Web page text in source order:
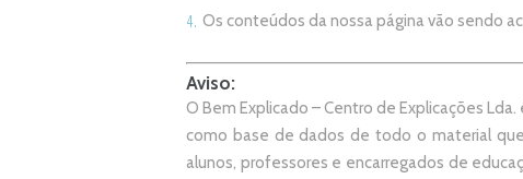
Os conteúdos da nossa página vão sendo
Aviso:
O Bem Explicado – Centro de Explicações
como base de dados de todo o material
alunos, professores e encarregados de